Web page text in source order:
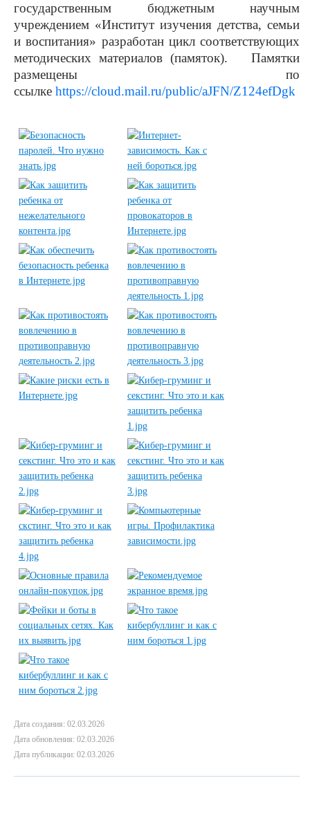
государственным бюджетным научным
учреждением «Институт изучения детства, семьи
и воспитания» разработан цикл соответствующих
методических материалов (памяток).
Памятки
размещены по
ссылке https://cloud.mail.ru/public/aJFN/Z124efDgk
Дата создания: 02.03.2026
Дата обновления: 02.03.2026
Дата публикации: 02.03.2026